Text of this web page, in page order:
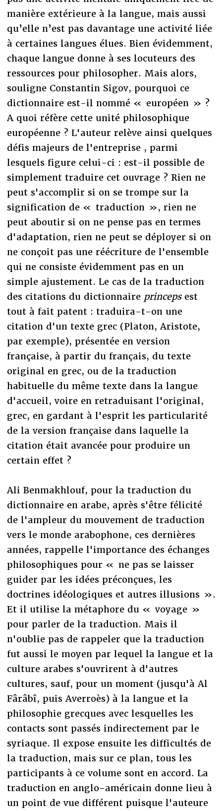
manière extérieure à la langue, mais aussi
qu’elle n’est pas davantage une activité liée
à certaines langues élues. Bien évidemment,
chaque langue donne à ses locuteurs des
ressources pour philosopher. Mais alors,
souligne Constantin Sigov, pourquoi ce
dictionnaire est-il nommé « européen » ?
A quoi réfère cette unité philosophique
européenne ? L'auteur relève ainsi quelques
défis majeurs de l'entreprise , parmi
lesquels figure celui-ci : est-il possible de
simplement traduire cet ouvrage ? Rien ne
peut s'accomplir si on se trompe sur la
signification de « traduction », rien ne
peut aboutir si on ne pense pas en termes
d'adaptation, rien ne peut se déployer si on
ne conçoit pas une réécriture de l'ensemble
qui ne consiste évidemment pas en un
simple ajustement. Le cas de la traduction
des citations du dictionnaire princepsest
tout à fait patent : traduira-t-on une
citation d'un texte grec (Platon, Aristote,
par exemple), présentée en version
française, à partir du français, du texte
original en grec, ou de la traduction
habituelle du même texte dans la langue
d'accueil, voire en retraduisant l'original,
grec, en gardant à l'esprit les particularité
de la version française dans laquelle la
citation était avancée pour produire un
certain effet ?
Ali Benmakhlouf, pour la traduction du
dictionnaire en arabe, après s'être félicité
de l'ampleur du mouvement de traduction
vers le monde arabophone, ces dernières
années, rappelle l'importance des échanges
philosophiques pour « ne pas se laisser
guider par les idées préconçues, les
doctrines idéologiques et autres illusions ».
Et il utilise la métaphore du « voyage »
pour parler de la traduction. Mais il
n'oublie pas de rappeler que la traduction
fut aussi le moyen par lequel la langue et la
culture arabes s'ouvrirent à d'autres
cultures, sauf, pour un moment (jusqu'à Al
Fârâbî, puis Averroès) à la langue et la
philosophie grecques avec lesquelles les
contacts sont passés indirectement par le
syriaque. Il expose ensuite les difficultés de
la traduction, mais sur ce plan, tous les
participants à ce volume sont en accord. La
traduction en anglo-américain donne lieu à
un point de vue différent puisque l'auteure